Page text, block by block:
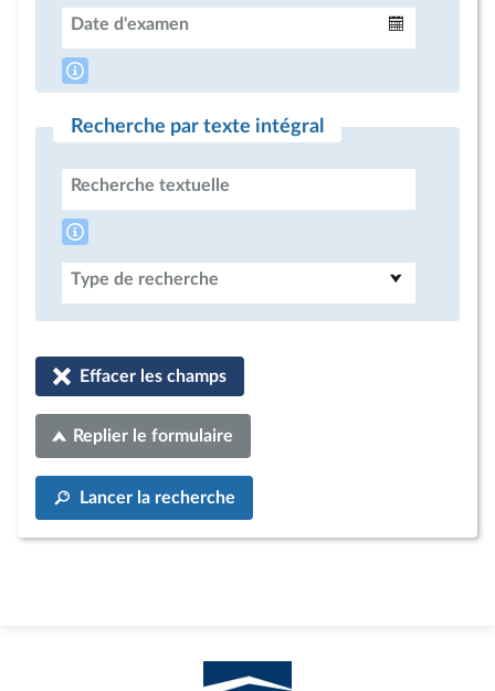
Date d'examen
Recherche par texte intégral
Recherche textuelle
Type de recherche
Effacer les champs
Replier le formulaire
Lancer la recherche